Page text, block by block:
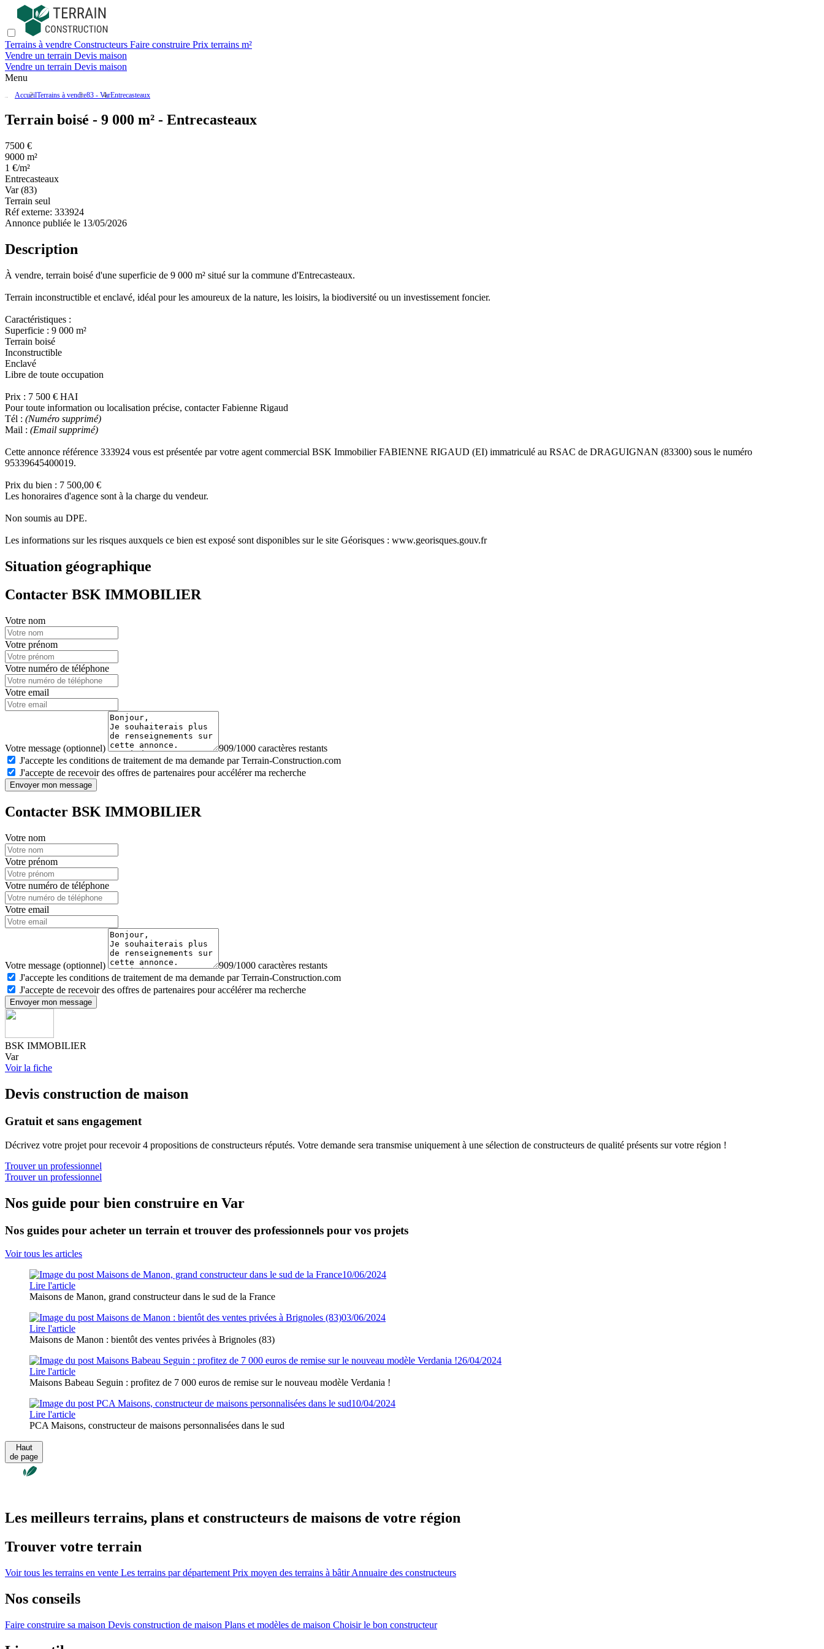
Terrains à vendre Constructeurs Faire construire Prix terrains m²
Vendre un terrain Devis maison
Vendre un terrain Devis maison
Menu
AccueilTerrains à vendre83 - VarEntrecasteaux
Terrain boisé - 9 000 m² - Entrecasteaux
7500 €
9000 m²
1 €/m²
Entrecasteaux
Var (83)
Terrain seul
Réf externe: 333924
Annonce publiée le 13/05/2026
Description
À vendre, terrain boisé d'une superficie de 9 000 m² situé sur la commune d'Entrecasteaux.
Terrain inconstructible et enclavé, idéal pour les amoureux de la nature, les loisirs, la biodiversité ou un investissement foncier.
Caractéristiques :
Superficie : 9 000 m²
Terrain boisé
Inconstructible
Enclavé
Libre de toute occupation
Prix : 7 500 € HAI
Pour toute information ou localisation précise, contacter Fabienne Rigaud
Tél : (Numéro supprimé)
Mail : (Email supprimé)
Cette annonce référence 333924 vous est présentée par votre agent commercial BSK Immobilier FABIENNE RIGAUD (EI) immatriculé au RSAC de DRAGUIGNAN (83300) sous le numéro
95339645400019.
Prix du bien : 7 500,00 €
Les honoraires d'agence sont à la charge du vendeur.
Non soumis au DPE.
Les informations sur les risques auxquels ce bien est exposé sont disponibles sur le site Géorisques : www.georisques.gouv.fr
Situation géographique
Contacter BSK IMMOBILIER
Votre nom
Votre prénom
Votre numéro de téléphone
Votre email
Votre message (optionnel)
909/1000 caractères restants
J'accepte les conditions de traitement de ma demande par Terrain-Construction.com
J'accepte de recevoir des offres de partenaires pour accélérer ma recherche
Envoyer mon message
Contacter BSK IMMOBILIER
Votre nom
Votre prénom
Votre numéro de téléphone
Votre email
Votre message (optionnel)
909/1000 caractères restants
J'accepte les conditions de traitement de ma demande par Terrain-Construction.com
J'accepte de recevoir des offres de partenaires pour accélérer ma recherche
Envoyer mon message
BSK IMMOBILIER
Var
Voir la fiche
Devis construction de maison
Gratuit et sans engagement
Décrivez votre projet pour recevoir 4 propositions de constructeurs réputés. Votre demande sera transmise uniquement à une sélection de constructeurs de qualité présents sur votre région !
Trouver un professionnel
Trouver un professionnel
Nos guide pour bien construire en Var
Nos guides pour acheter un terrain et trouver des professionnels pour vos projets
Voir tous les articles
10/06/2024
Lire l'article
Maisons de Manon, grand constructeur dans le sud de la France
03/06/2024
Lire l'article
Maisons de Manon : bientôt des ventes privées à Brignoles (83)
26/04/2024
Lire l'article
Maisons Babeau Seguin : profitez de 7 000 euros de remise sur le nouveau modèle Verdania !
10/04/2024
Lire l'article
PCA Maisons, constructeur de maisons personnalisées dans le sud
Haut
de page
Les meilleurs terrains, plans et constructeurs de maisons de votre région
Trouver votre terrain
Voir tous les terrains en vente Les terrains par département Prix moyen des terrains à bâtirAnnuaire des constructeurs
Nos conseils
Faire construire sa maison Devis construction de maison Plans et modèles de maison Choisir le bon constructeur